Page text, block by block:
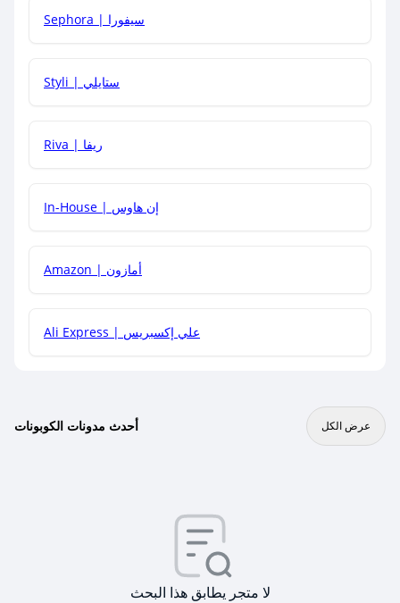
هل يمكنني جمع كود خصم مع العروض الأخرى؟
Sephora | سيفورا
Styli | ستايلي
Riva | ريفا
In-House | إن هاوس
Amazon | أمازون
Ali Express | علي إكسبريس
أحدث مدونات الكوبونات عرض الكل
لا متجر يطابق هذا البحث